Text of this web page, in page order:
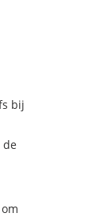
bij
de